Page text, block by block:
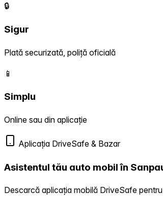
🔒
Sigur
Plată securizată, poliță oficială
📱
Simplu
Online sau din aplicație
Aplicația DriveSafe & Bazar
Asistentul tău auto mobil în
Descarcă aplicația mobilă DriveSafe